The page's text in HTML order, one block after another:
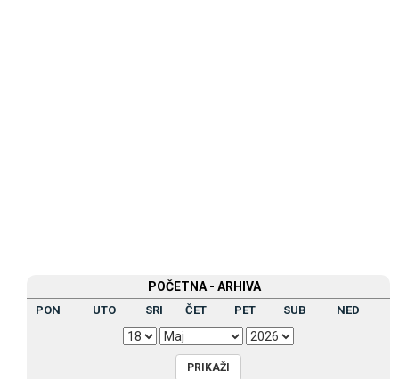
POČETNA - ARHIVA
PON UTO SRI ČET PET SUB NED